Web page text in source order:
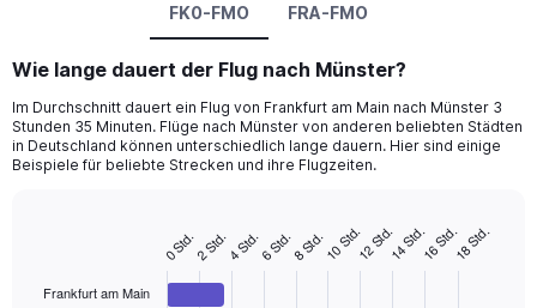
FK0-FMO FRA-FMO
Wie lange dauert der Flug nach Münster?
Im Durchschnitt dauert ein Flug von Frankfurt am Main nach Münster 3
Stunden 35 Minuten. Flüge nach Münster von anderen beliebten Städten
in Deutschland können unterschiedlich lange dauern. Hier sind einige
Beispiele für beliebte Strecken und ihre Flugzeiten.
Frankfurt am Main
0 Std.2 Std.4 Std.6 Std.8 Std.10 Std.12 Std.14 Std.16 Std.18 Std.